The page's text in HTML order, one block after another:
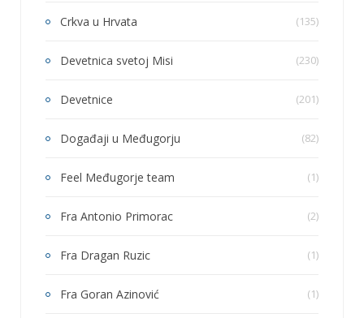
Crkva u Hrvata (135)
Devetnica svetoj Misi (230)
Devetnice (201)
Događaji u Međugorju (82)
Feel Međugorje team (1)
Fra Antonio Primorac (2)
Fra Dragan Ruzic (1)
Fra Goran Azinović (1)